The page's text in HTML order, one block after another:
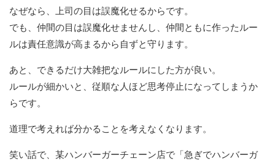
なぜなら、上司の目は誤魔化せるからです。
でも、仲間の目は誤魔化せませんし、仲間ともに作ったルー
ルは責任意識が高まるから自ずと守ります。
あと、できるだけ大雑把なルールにした方が良い。
ルールが細かいと、従順な人ほど思考停止になってしまうか
らです。
道理で考えれば分かることを考えなくなります。
笑い話で、某ハンバーガーチェーン店で「急ぎでハンバーガ